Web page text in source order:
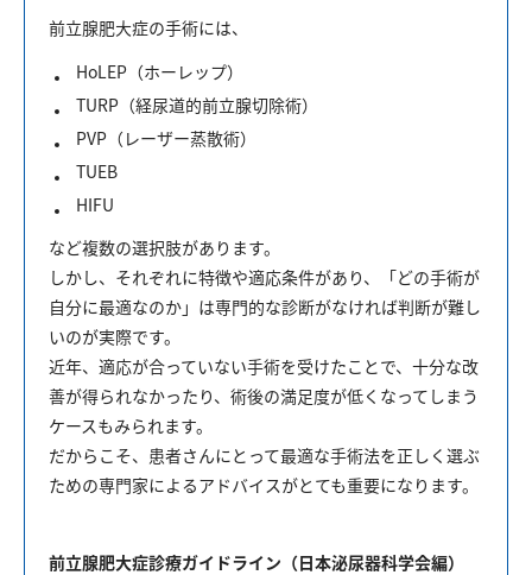
前立腺肥大症の手術には、
HoLEP（ホーレップ）
TURP（経尿道的前立腺切除術）
PVP（レーザー蒸散術）
TUEB
HIFU
など複数の選択肢があります。
しかし、それぞれに特徴や適応条件があり、「どの手術が
自分に最適なのか」は専門的な診断がなければ判断が難し
いのが実際です。
近年、適応が合っていない手術を受けたことで、十分な改
善が得られなかったり、術後の満足度が低くなってしまう
ケースもみられます。
だからこそ、患者さんにとって最適な手術法を正しく選ぶ
ための専門家によるアドバイスがとても重要になります。
前立腺肥大症診療ガイドライン（日本泌尿器科学会編）